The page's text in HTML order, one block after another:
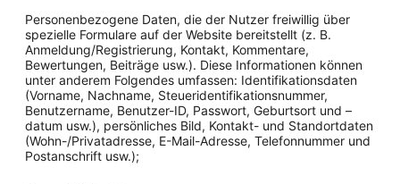
Personenbezogene Daten, die der Nutzer freiwillig über
spezielle Formulare auf der Website bereitstellt (z. B.
Anmeldung/Registrierung, Kontakt, Kommentare,
Bewertungen, Beiträge usw.). Diese Informationen können
unter anderem Folgendes umfassen: Identifikationsdaten
(Vorname, Nachname, Steueridentifikationsnummer,
Benutzername, Benutzer-ID, Passwort, Geburtsort und –
datum usw.), persönliches Bild, Kontakt- und Standortdaten
(Wohn-/Privatadresse, E-Mail-Adresse, Telefonnummer und
Postanschrift usw.);